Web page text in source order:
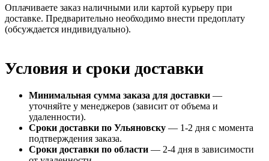
Оплачиваете заказ наличными или картой курьеру при
доставке. Предварительно необходимо внести предоплату
(обсуждается индивидуально).
Условия и сроки доставки
Минимальная сумма заказа для доставки —
уточняйте у менеджеров (зависит от объема и
удаленности).
Сроки доставки по Ульяновску — 1-2 дня с момента
подтверждения заказа.
Сроки доставки по области — 2-4 дня в зависимости